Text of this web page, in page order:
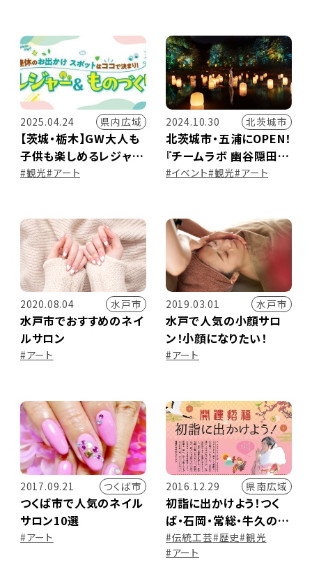
2025.04.24 県内広域
【茨城・栃木】GW大人も
子供も楽しめるレジャー
＆ものづくり体験スポッ
#観光#アート
2024.10.30 北茨城市
北茨城市・五浦にOPEN！
『チームラボ 幽谷隠田
跡』
#イベント#観光#アート
2020.08.04 水戸市
水戸市でおすすめのネイ
ルサロン
#アート
2019.03.01 水戸市
水戸で人気の小顔サロ
ン！小顔になりたい！
#アート
2017.09.21 つくば市
つくば市で人気のネイル
サロン10選
#アート
2016.12.29 県南広域
初詣に出かけよう！つく
ば・石岡・常総・牛久の神
社＆近くのおすすめスポ
ット情報
#伝統工芸#歴史#観光
#アート